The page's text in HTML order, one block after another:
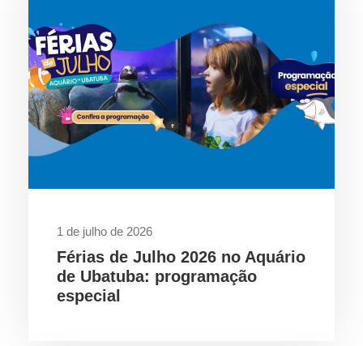
1 de julho de 2026
Férias de Julho 2026 no Aquário
de Ubatuba: programação
especial